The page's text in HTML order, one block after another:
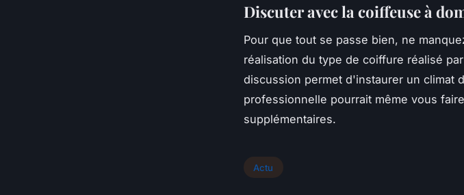
Discuter avec la coiffeuse à
Pour que tout se passe bien, ne
réalisation du type de coiffure réalisé
discussion permet d'instaurer un climat
professionnelle pourrait même vous
supplémentaires.
Actu